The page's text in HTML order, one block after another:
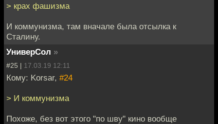
> крах фашизма
И коммунизма, там вначале была отсылка к
Сталину.
УниверСол »
#25 | 17.03.19 12:11
Кому: Korsar, #24
> И коммунизма
Похоже, без вот этого "по шву" кино вообще